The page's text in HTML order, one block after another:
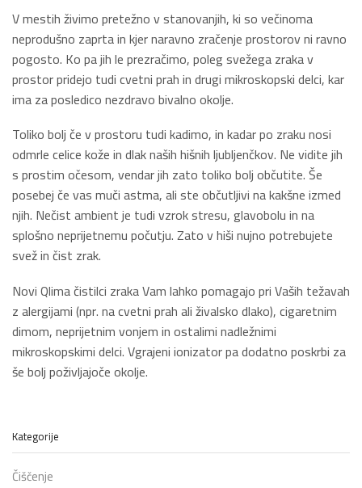
V mestih živimo pretežno v stanovanjih, ki so večinoma
neprodušno zaprta in kjer naravno zračenje prostorov ni ravno
pogosto. Ko pa jih le prezračimo, poleg svežega zraka v
prostor pridejo tudi cvetni prah in drugi mikroskopski delci, kar
ima za posledico nezdravo bivalno okolje.
Toliko bolj če v prostoru tudi kadimo, in kadar po zraku nosi
odmrle celice kože in dlak naših hišnih ljubljenčkov. Ne vidite jih
s prostim očesom, vendar jih zato toliko bolj občutite. Še
posebej če vas muči astma, ali ste občutljivi na kakšne izmed
njih. Nečist ambient je tudi vzrok stresu, glavobolu in na
splošno neprijetnemu počutju. Zato v hiši nujno potrebujete
svež in čist zrak.
Novi Qlima čistilci zraka Vam lahko pomagajo pri Vaših težavah
z alergijami (npr. na cvetni prah ali živalsko dlako), cigaretnim
dimom, neprijetnim vonjem in ostalimi nadležnimi
mikroskopskimi delci. Vgrajeni ionizator pa dodatno poskrbi za
še bolj poživljajoče okolje.
Kategorije
Čiščenje